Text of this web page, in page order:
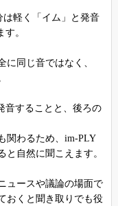
軽く「イム」と発音
。
に同じ音ではなく、
音することと、後ろの
関わるため、im-PLY
自然に聞こえます。
ュースや議論の場面で
おくと聞き取りでも役